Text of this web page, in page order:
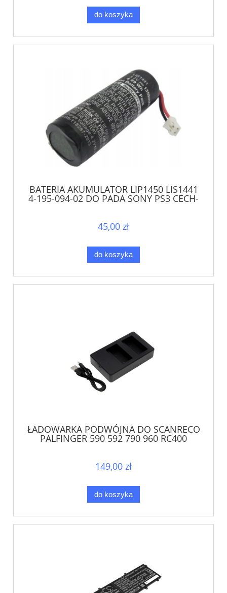
do koszyka
BATERIA AKUMULATOR LIP1450 LIS1441
4-195-094-02 DO PADA SONY PS3 CECH-
45,00 zł
do koszyka
ŁADOWARKA PODWÓJNA DO SCANRECO
PALFINGER 590 592 790 960 RC400
149,00 zł
do koszyka